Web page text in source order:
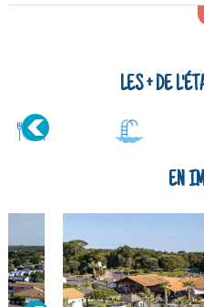
Vendée. Ensuite,
LES + DE
EN